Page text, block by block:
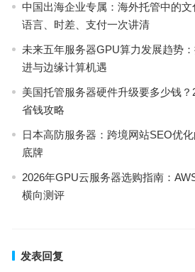
中国出海企业专属：海外托管中的
语言、时差、支付一次讲清
未来五年服务器GPU算力发展趋势
进与边缘计算机遇
美国托管服务器硬件升级要多少钱
省钱攻略
日本高防服务器：跨境网站SEO优
底牌
2026年GPU云服务器选购指南：
横向测评
发表回复